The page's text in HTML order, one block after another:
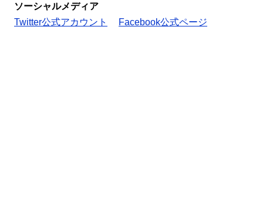
ソーシャルメディア
Twitter公式アカウント
Facebook公式ページ